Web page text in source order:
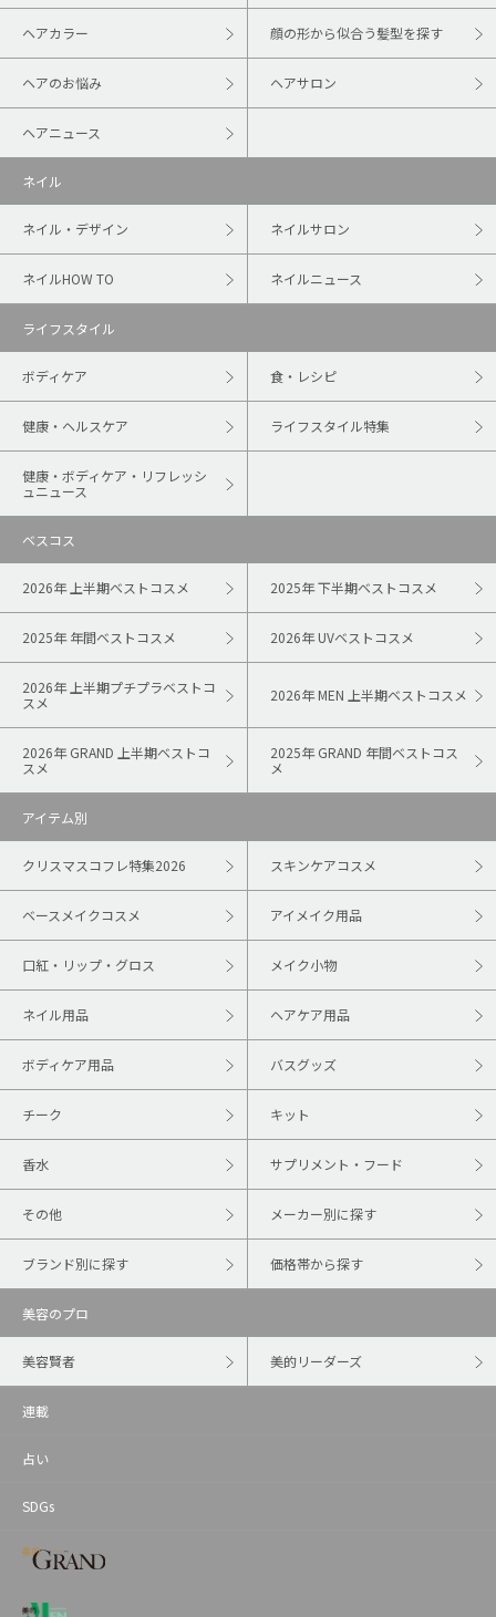
ヘアカラー 顔の形から似合う髪型を探す
ヘアのお悩み ヘアサロン
ヘアニュース
ネイル
ネイル・デザイン ネイルサロン
ネイルHOW TO ネイルニュース
ライフスタイル
ボディケア 食・レシピ
健康・ヘルスケア ライフスタイル特集
健康・ボディケア・リフレッシ
ュニュース
ベスコス
2026年 上半期ベストコスメ 2025年 下半期ベストコスメ
2025年 年間ベストコスメ 2026年 UVベストコスメ
2026年 上半期プチプラベストコ
スメ
2026年 MEN 上半期ベストコスメ
2026年 GRAND 上半期ベストコ
スメ
2025年 GRAND 年間ベストコス
メ
アイテム別
クリスマスコフレ特集2026 スキンケアコスメ
ベースメイクコスメ アイメイク用品
口紅・リップ・グロス メイク小物
ネイル用品 ヘアケア用品
ボディケア用品 バスグッズ
チーク キット
香水 サプリメント・フード
その他 メーカー別に探す
ブランド別に探す 価格帯から探す
美容のプロ
美容賢者 美的リーダーズ
連載
占い
SDGs